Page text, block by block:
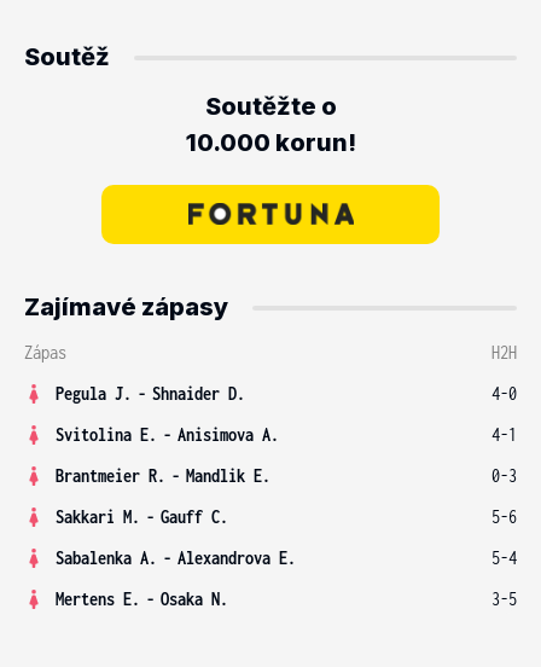
Soutěž
Soutěžte o
10.000 korun!
Zajímavé zápasy
Zápas
H2H
Pegula J. - Shnaider D.
4-0
Svitolina E. - Anisimova A.
4-1
Brantmeier R. - Mandlik E.
0-3
Sakkari M. - Gauff C.
5-6
Sabalenka A. - Alexandrova E.
5-4
Mertens E. - Osaka N. 3-5